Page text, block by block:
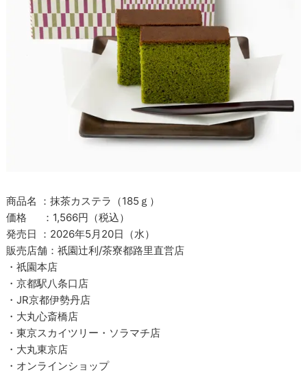
商品名 ：抹茶カステラ（185ｇ）
価格 ：1,566円（税込）
発売日 ：2026年5月20日（水）
販売店舗：祇園辻利/茶寮都路里直営店
・祇園本店
・京都駅八条口店
・JR京都伊勢丹店
・大丸心斎橋店
・東京スカイツリー・ソラマチ店
・大丸東京店
・オンラインショップ